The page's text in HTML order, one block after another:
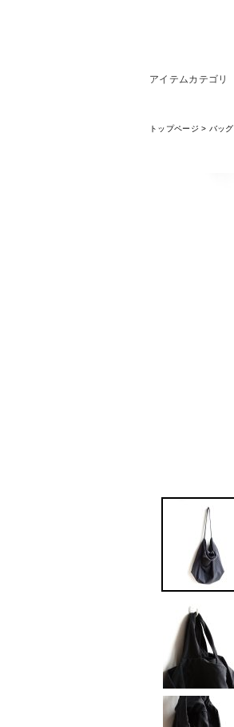
アイテムカテゴリ
トップページ > バッグ